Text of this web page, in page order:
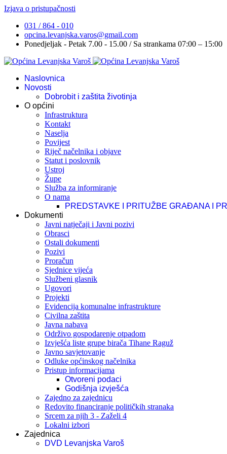
Izjava o pristupačnosti
031 / 864 - 010
opcina.levanjska.varos@gmail.com
Ponedjeljak - Petak 7.00 - 15.00 / Sa strankama 07:00 – 15:00
Naslovnica
Novosti
Dobrobit i zaštita životinja
O općini
Infrastruktura
Kontakt
Naselja
Povijest
Riječ načelnika i objave
Statut i poslovnik
Ustroj
Župe
Služba za informiranje
O nama
PREDSTAVKE I PRITUŽBE GRAĐANA I
Dokumenti
Javni natječaji i Javni pozivi
Obrasci
Ostali dokumenti
Pozivi
Proračun
Sjednice vijeća
Službeni glasnik
Ugovori
Projekti
Evidencija komunalne infrastrukture
Civilna zaštita
Javna nabava
Održivo gospodarenje otpadom
Izvješća liste grupe birača Tihane Raguž
Javno savjetovanje
Odluke općinskog načelnika
Pristup informacijama
Otvoreni podaci
Godišnja izvješća
Zajedno za zajednicu
Redovito financiranje političkih stranaka
Srcem za njih 3 - Zaželi 4
Lokalni izbori
Zajednica
DVD Levanjska Varoš